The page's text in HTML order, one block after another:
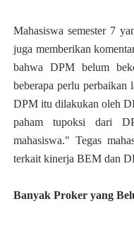
Mahasiswa semester 7
juga memberikan
bahwa DPM belum
beberapa perlu
DPM itu dilakukan oleh
paham tupoksi dari
mahasiswa." Tegas
terkait kinerja BEM dan
Banyak Proker yang